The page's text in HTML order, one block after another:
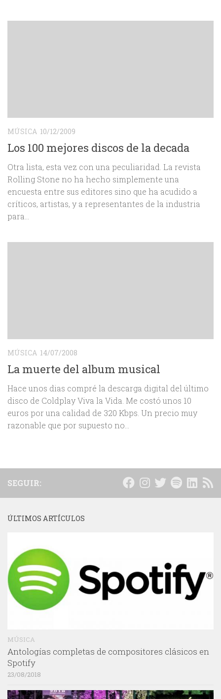
MÚSICA 10/12/2009
Los 100 mejores discos de la decada
Otra lista, esta vez con una peculiaridad. La revista
Rolling Stone no ha hecho simplemente una
encuesta entre sus editores sino que ha acudido a
críticos, artistas, y a representantes de la industria
para...
MÚSICA 14/07/2008
La muerte del album musical
Hace unos dias compré la descarga digital del último
disco de Coldplay Viva la Vida. Me costó unos 10
euros por una calidad de 320 Kbps. Un precio muy
razonable que por supuesto no...
SEGUIR:
ÚLTIMOS ARTÍCULOS
MÚSICA
Antologías completas de compositores clásicos en
Spotify
23/08/2018